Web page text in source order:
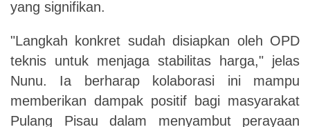
yang signifikan.
"Langkah konkret sudah disiapkan oleh OPD
teknis untuk menjaga stabilitas harga," jelas
Nunu. Ia berharap kolaborasi ini mampu
memberikan dampak positif bagi masyarakat
Pulang Pisau dalam menyambut perayaan